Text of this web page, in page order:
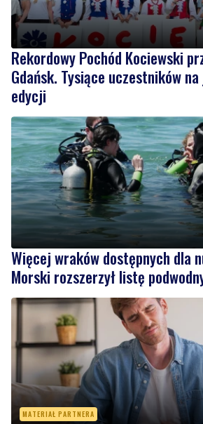
Rekordowy Pochód Kociewski
Gdańsk. Tysiące uczestników
edycji
Więcej wraków dostępnych dla
Morski rozszerzył listę
MATERIAŁ PARTNERA
Co jeść przy zaparciach? Dieta,
które naprawdę działają